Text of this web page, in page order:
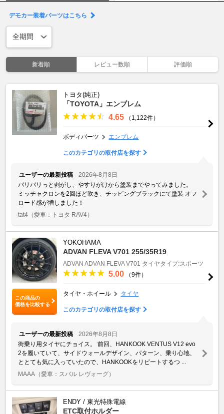
デモカー装着パーツはこちら
新着順 レビュー数順 評価順
トヨタ(純正)
「TOYOTA」エンブレム
4.65 （1,122件）
ボディパーツ エンブレム
このカテゴリの取付店を探す
ユーザーの最新投稿
2026年8月8日
バリバリっと剥がし、やすりがけから塗装までやってみました。
ミッチャクロンを2回ほど吹き、チッピングブラックにて塗装 オフ
ロード感が増しました！
tat4 （愛車：トヨタ RAV4）
この商品の
価格を比較する
YOKOHAMA
ADVAN FLEVA V701 255/35R19
ADVAN ADVAN FLEVA V701 タイヤタイプ:スポーツ
5.00 （9件）
タイヤ・ホイール タイヤ
このカテゴリの取付店を探す
ユーザーの最新投稿
2026年8月8日
街乗り用タイヤにチョイス。 前回、HANKOOK VENTUS V12 evo
2を履いていて、サイドウォールデザイン、パターン、乗り心地、
ととても気に入っていたので、HANKOOKをリピートするつ ...
MAAA （愛車：スバル レヴォーグ）
ENDY / 東光特殊電線
ETC取付ホルダー